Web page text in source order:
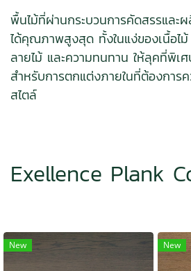
พื้นไม้ที่ผ่านกระบวนการคัดสรรและ
ได้คุณภาพสูงสุด ทั้งในแง่ของเนื้อไ
ลายไม้ และความทนทาน ให้ลุคที่พิเศ
สำหรับการตกแต่งภายในที่ต้องการ
สไตล์
Exellence Plank
New New